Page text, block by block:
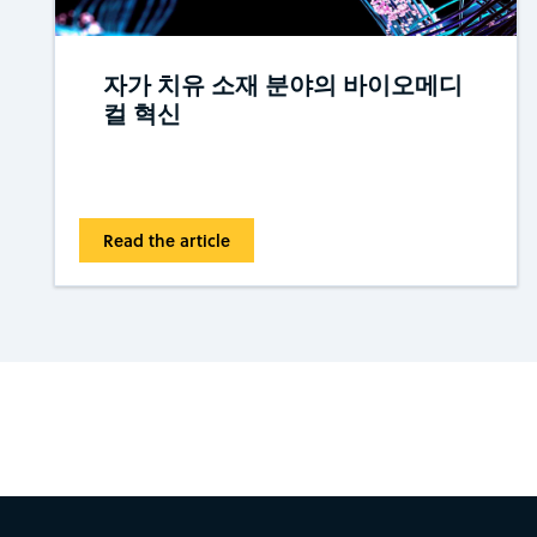
자가 치유 소재 분야의 바이오메디
컬 혁신
Read the article